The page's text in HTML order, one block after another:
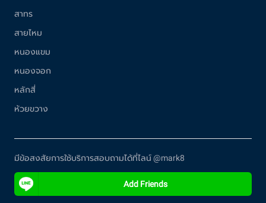
สาทร
สายไหม
หนองแขม
หนองจอก
หลักสี่
ห้วยขวาง
มีข้อสงสัยการใช้บริการสอบถามได้ที่ไลน์ @mark8
Add Friends